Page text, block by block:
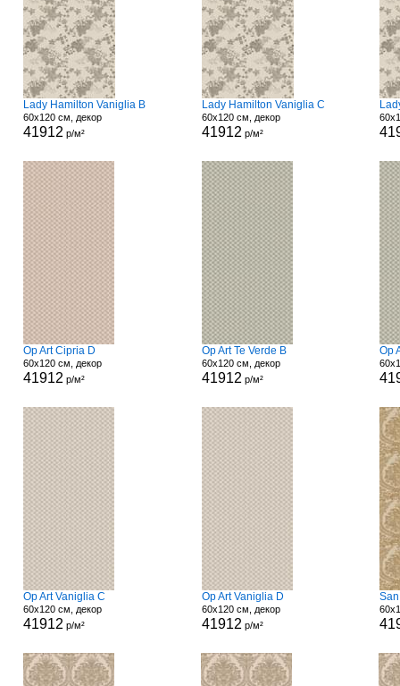
Lady Hamilton Vaniglia B
60x120 см, декор
41912 р/м²
Lady Hamilton Vaniglia C
60x120 см, декор
41912 р/м²
Op Art Cipria D
60x120 см, декор
41912 р/м²
Op Art Te Verde B
60x120 см, декор
41912 р/м²
Op
Op Art Vaniglia C
60x120 см, декор
41912 р/м²
Op Art Vaniglia D
60x120 см, декор
41912 р/м²